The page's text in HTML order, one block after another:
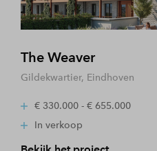
The Weaver
Gildekwartier, Eindhoven
€ 330.000 - € 655.000
In verkoop